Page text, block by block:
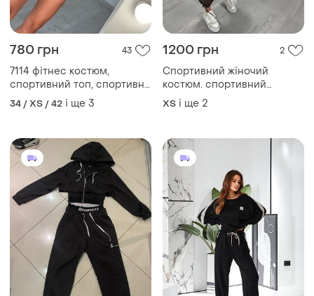
780 грн 43
7114 фітнес костюм,
спортивний топ, спортивні
жіночі, костюм для
спортзалу
34 / XS / 42 і ще 3
1200 грн 2
Спортивний жіночий
костюм. спортивний
костюм. одеса . костюм alo
ХS і ще 2